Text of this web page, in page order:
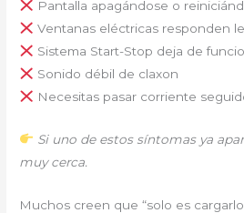
Pantalla apagándose o
Ventanas eléctricas responden
Sistema Start-Stop deja de
Sonido débil de claxon
Necesitas pasar corriente
Si uno de estos síntomas ya
muy cerca.
Muchos creen que “solo es